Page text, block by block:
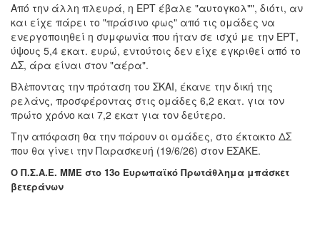
Από την άλλη πλευρά, η ΕΡΤ έβαλε "αυτογκολ"", διότι, αν
και είχε πάρει το "πράσινο φως" από τις ομάδες να
ενεργοποιηθεί η συμφωνία που ήταν σε ισχύ με την ΕΡΤ,
ύψους 5,4 εκατ. ευρώ, εντούτοις δεν είχε εγκριθεί από το
ΔΣ, άρα είναι στον "αέρα".
Βλἐποντας την πρόταση του ΣΚΑΙ, έκανε την δική της
ρελάνς, προσφέροντας στις ομάδες 6,2 εκατ. για τον
πρώτο χρόνο και 7,2 εκατ για τον δεύτερο.
Την απόφαση θα την πάρουν οι ομάδες, στο έκτακτο ΔΣ
που θα γίνει την Παρασκευή (19/6/26) στον ΕΣΑΚΕ.
Ο Π.Σ.Α.Ε. ΜΜΕ στο 13ο Ευρωπαϊκό Πρωτάθλημα μπάσκετ
βετεράνων